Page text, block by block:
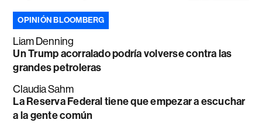
OPINIÓN BLOOMBERG
Liam Denning
Un Trump acorralado podría volverse contra las
grandes petroleras
Claudia Sahm
La Reserva Federal tiene que empezar a escuchar
a la gente común